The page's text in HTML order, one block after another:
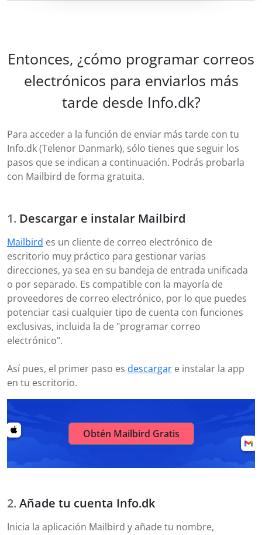
Entonces, ¿cómo programar correos
electrónicos para enviarlos más
tarde desde Info.dk?
Para acceder a la función de enviar más tarde con tu
Info.dk (Telenor Danmark), sólo tienes que seguir los
pasos que se indican a continuación. Podrás probarla
con Mailbird de forma gratuita.
Descargar e instalar Mailbird
Mailbird es un cliente de correo electrónico de
escritorio muy práctico para gestionar varias
direcciones, ya sea en su bandeja de entrada unificada
o por separado. Es compatible con la mayoría de
proveedores de correo electrónico, por lo que puedes
potenciar casi cualquier tipo de cuenta con funciones
exclusivas, incluida la de "programar correo
electrónico".
Así pues, el primer paso es descargar e instalar la app
en tu escritorio.
Obtén Mailbird Gratis
Añade tu cuenta Info.dk
Inicia la aplicación Mailbird y añade tu nombre,